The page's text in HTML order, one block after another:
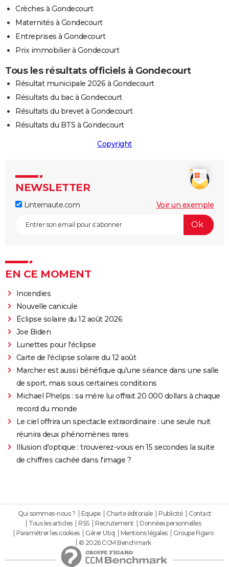
Crèches à Gondecourt
Maternités à Gondecourt
Entreprises à Gondecourt
Prix immobilier à Gondecourt
Tous les résultats officiels à Gondecourt
Résultat municipale 2026 à Gondecourt
Résultats du bac à Gondecourt
Résultats du brevet à Gondecourt
Résultats du BTS à Gondecourt
Copyright
NEWSLETTER
Linternaute.com Voir un exemple
EN CE MOMENT
Incendies
Nouvelle canicule
Éclipse solaire du 12 août 2026
Joe Biden
Lunettes pour l'éclipse
Carte de l'éclipse solaire du 12 août
Marcher est aussi bénéfique qu'une séance dans une salle
de sport, mais sous certaines conditions
Michael Phelps : sa mère lui offrait 20 000 dollars à chaque
record du monde
Le ciel offrira un spectacle extraordinaire : une seule nuit
réunira deux phénomènes rares
Illusion d'optique : trouverez-vous en 15 secondes la suite
de chiffres cachée dans l'image ?
Qui sommes-nous ? Equipe Charte éditoriale Publicité
Contact
Tous les articles
RSS Recrutement
Données personnelles
Paramétrer les cookies
Gérer Utiq Mentions légales
Groupe Figaro
© 2026 CCM Benchmark